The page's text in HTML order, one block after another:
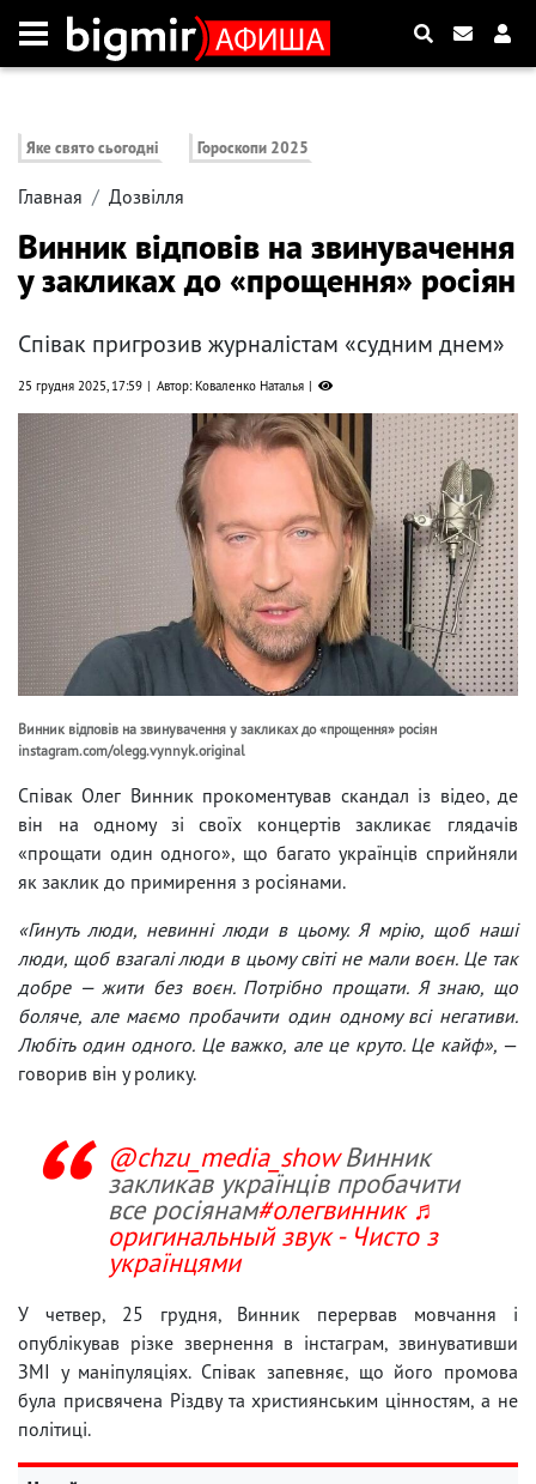
Яке свято сьогодні Гороскопи 2025
Главная Дозвілля
Винник відповів на звинувачення
у закликах до «прощення» росіян
Співак пригрозив журналістам «судним днем»
25 грудня 2025, 17:59 Автор: Коваленко Наталья
Винник відповів на звинувачення у закликах до «прощення» росіян
instagram.com/olegg.vynnyk.original
Співак Олег Винник прокоментував скандал із відео, де
він на одному зі своїх концертів закликає глядачів
«прощати один одного», що багато українців сприйняли
як заклик до примирення з росіянами.
«Гинуть люди, невинні люди в цьому. Я мрію, щоб наші
люди, щоб взагалі люди в цьому світі не мали воєн. Це так
добре — жити без воєн. Потрібно прощати. Я знаю, що
боляче, але маємо пробачити один одному всі негативи.
Любіть один одного. Це важко, але це круто. Це кайф», —
говорив він у ролику.
@chzu_media_showВинник
закликав українців пробачити
все росіянам#олегвинник ♬
оригинальный звук - Чисто з
українцями
У четвер, 25 грудня, Винник перервав мовчання і
опублікував різке звернення в інстаграм, звинувативши
ЗМІ у маніпуляціях. Співак запевняє, що його промова
була присвячена Різдву та християнським цінностям, а не
політиці.